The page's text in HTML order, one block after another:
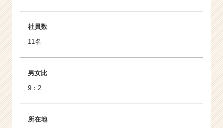
社員数
11名
男女比
9：2
所在地